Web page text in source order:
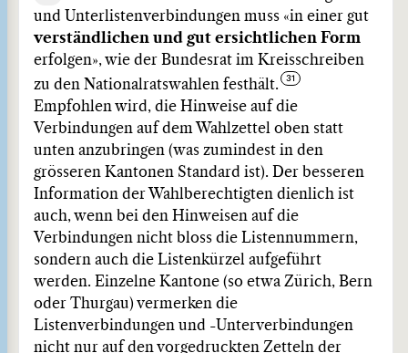
und Unterlistenverbindungen muss «in einer gut
verständlichen und gut ersichtlichen Form
erfolgen», wie der Bundesrat im Kreisschreiben
zu den Nationalratswahlen festhält.
Empfohlen wird, die Hinweise auf die
Verbindungen auf dem Wahlzettel oben statt
unten anzubringen (was zumindest in den
grösseren Kantonen Standard ist). Der besseren
Information der Wahlberechtigten dienlich ist
auch, wenn bei den Hinweisen auf die
Verbindungen nicht bloss die Listennummern,
sondern auch die Listenkürzel aufgeführt
werden. Einzelne Kantone (so etwa Zürich, Bern
oder Thurgau) vermerken die
Listenverbindungen und -Unterverbindungen
nicht nur auf den vorgedruckten Zetteln der